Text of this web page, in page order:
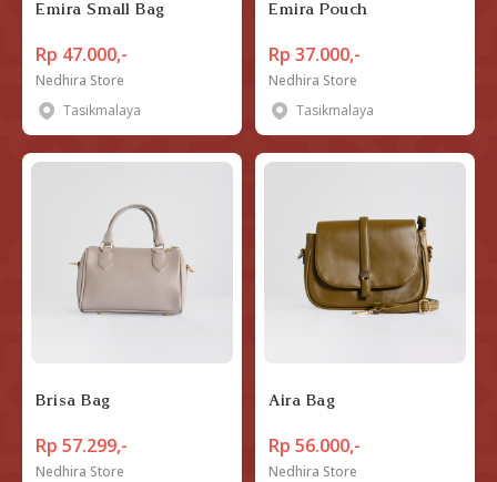
Emira Small Bag
Rp 47.000,-
Nedhira Store
Tasikmalaya
Emira Pouch
Rp 37.000,-
Nedhira Store
Tasikmalaya
Brisa Bag
Rp 57.299,-
Nedhira Store
Aira Bag
Rp 56.000,-
Nedhira Store